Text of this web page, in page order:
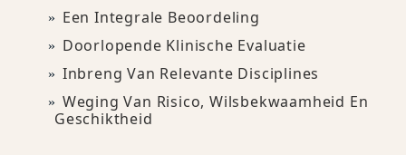
Een Integrale Beoordeling
Doorlopende Klinische Evaluatie
Inbreng Van Relevante Disciplines
Weging Van Risico, Wilsbekwaamheid En
Geschiktheid